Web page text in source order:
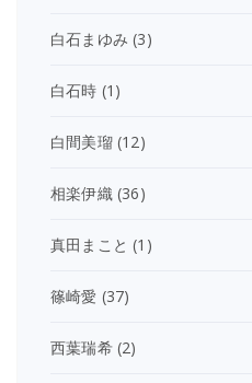
白石まゆみ (3)
白石時 (1)
白間美瑠(12)
相楽伊織(36)
真田まこと (1)
篠崎愛 (37)
西葉瑞希(2)